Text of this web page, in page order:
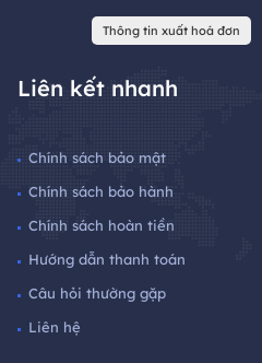
Thông tin xuất hoá đơn
Liên kết nhanh
Chính sách bảo mật
Chính sách bảo hành
Chính sách hoàn tiền
Hướng dẫn thanh toán
Câu hỏi thường gặp
Liên hệ